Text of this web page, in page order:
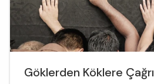
Göklerden Köklere Çağrı